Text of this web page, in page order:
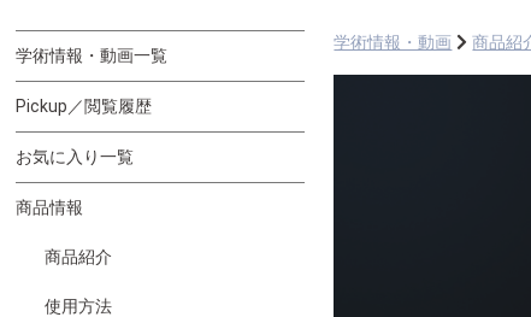
学術情報・動画一覧
Pickup／閲覧履歴
お気に入り一覧
商品情報
商品紹介
使用方法
学術情報・動画 商品紹